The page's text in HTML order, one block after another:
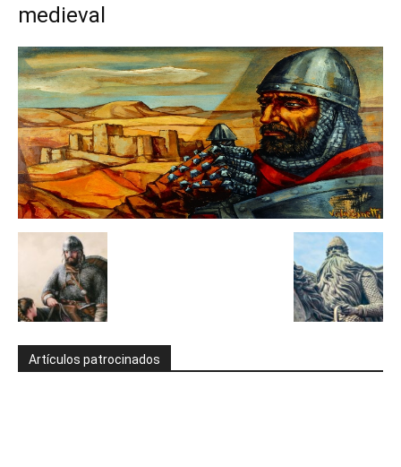
medieval
Artículos patrocinados